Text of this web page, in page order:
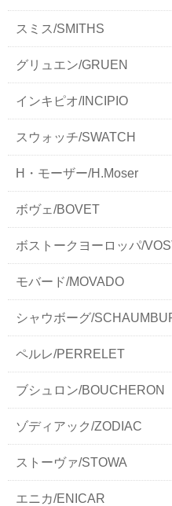
スミス/SMITHS
グリュエン/GRUEN
インキピオ/INCIPIO
スウォッチ/SWATCH
H・モーザー/H.Moser
ボヴェ/BOVET
ボストークヨーロッパ/
モバード/MOVADO
シャウボーグ/
ペルレ/PERRELET
ブシュロン/BOUCHERON
ゾディアック/ZODIAC
ストーヴァ/STOWA
エニカ/ENICAR